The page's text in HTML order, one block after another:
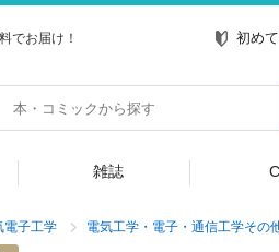
でお届け！ 初め
雑誌
電子工学 電気工学・電子・通信工学その